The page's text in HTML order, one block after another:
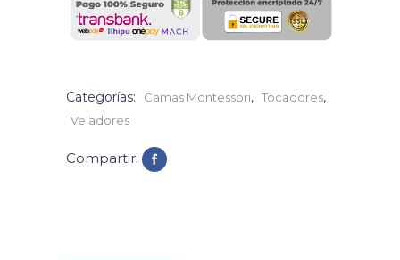
Categorías: Camas Montessori, Tocadores,
Veladores
Compartir: